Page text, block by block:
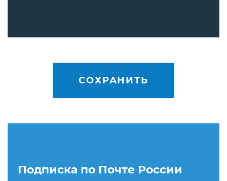
СОХРАНИТЬ
Подписка по Почте России